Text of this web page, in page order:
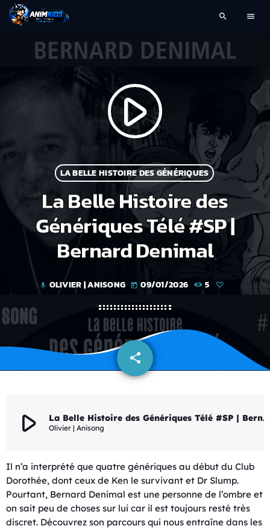
search menu
play_arrow
LA BELLE HISTOIRE DES GÉNÉRIQUES
La Belle Histoire des
Génériques Télé #SP |
Bernard Denimal
mic OLIVIER | ANISONG today 09/01/2026 5
share
email
play_arrow La Belle Histoire des Génériques Télé #SP | Bernard Denimal
Olivier | Anisong
Il n’a interprété que quatre génériques au début du Club
Dorothée, dont ceux de Ken le survivant et Dr Slump.
Pourtant, Bernard Denimal est une personne de l’ombre et
on sait peu de choses sur lui car il est toujours resté très
discret. Découvrez son parcours qui nous entraîne dans les